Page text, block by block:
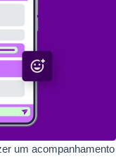
um acompanhamento